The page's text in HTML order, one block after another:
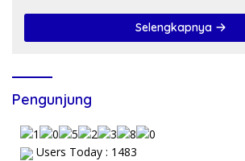
Selengkapnya
Pengunjung
Users Today : 1483